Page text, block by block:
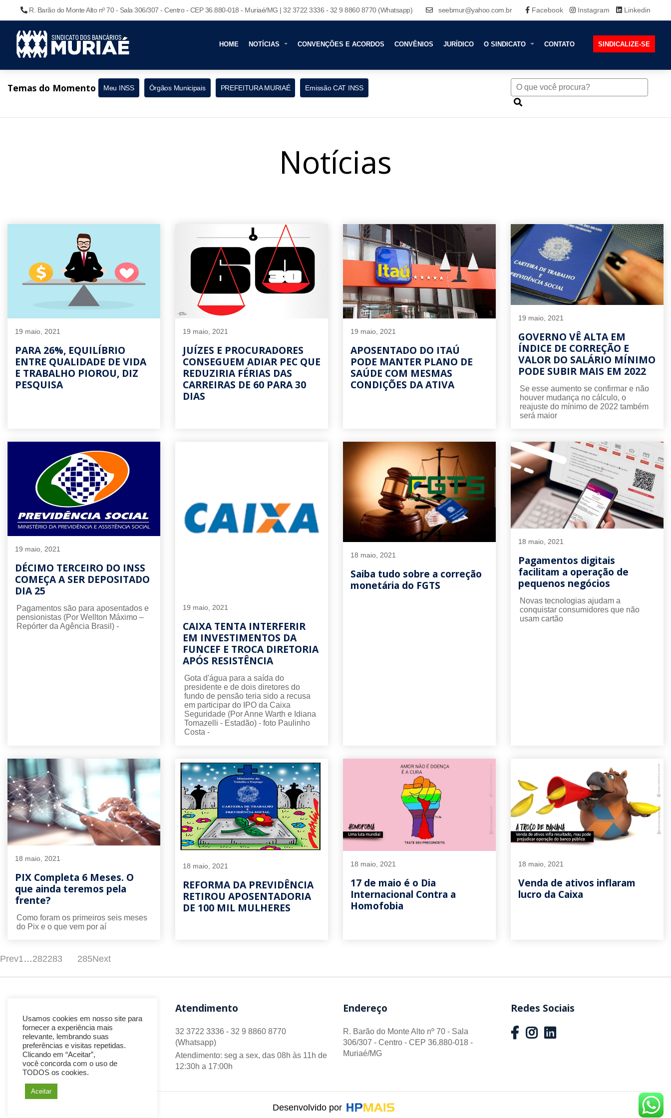
R. Barão do Monte Alto nº 70 - Sala 306/307 - Centro - CEP 36.880-018 - Muriaé/MG | 32 3722 3336 - 32 9 8860 8770 (Whatsapp) seebmur@yahoo.com.br Facebook Instagram Linkedin
HOME NOTÍCIAS CONVENÇÕES E ACORDOS CONVÊNIOS JURÍDICO O SINDICATO CONTATO SINDICALIZE-SE
Temas do Momento Meu INSS Órgãos Municipais PREFEITURA MURIAÉ Emissão CAT INSS
Notícias
19 maio, 2021
PARA 26%, EQUILÍBRIO
ENTRE QUALIDADE DE VIDA
E TRABALHO PIOROU, DIZ
PESQUISA
19 maio, 2021
JUÍZES E PROCURADORES
CONSEGUEM ADIAR PEC QUE
REDUZIRIA FÉRIAS DAS
CARREIRAS DE 60 PARA 30
DIAS
19 maio, 2021
APOSENTADO DO ITAÚ
PODE MANTER PLANO DE
SAÚDE COM MESMAS
CONDIÇÕES DA ATIVA
19 maio, 2021
GOVERNO VÊ ALTA EM
ÍNDICE DE CORREÇÃO E
VALOR DO SALÁRIO MÍNIMO
PODE SUBIR MAIS EM 2022
Se esse aumento se confirmar e não
houver mudança no cálculo, o
reajuste do mínimo de 2022 também
será maior
19 maio, 2021
DÉCIMO TERCEIRO DO INSS
COMEÇA A SER DEPOSITADO
DIA 25
Pagamentos são para aposentados e
pensionistas (Por Wellton Máximo –
Repórter da Agência Brasil) -
19 maio, 2021
CAIXA TENTA INTERFERIR
EM INVESTIMENTOS DA
FUNCEF E TROCA DIRETORIA
APÓS RESISTÊNCIA
Gota d'água para a saída do
presidente e de dois diretores do
fundo de pensão teria sido a recusa
em participar do IPO da Caixa
Seguridade (Por Anne Warth e Idiana
Tomazelli - Estadão) - foto Paulinho
Costa -
18 maio, 2021
Saiba tudo sobre a correção
monetária do FGTS
18 maio, 2021
Pagamentos digitais
facilitam a operação de
pequenos negócios
Novas tecnologias ajudam a
conquistar consumidores que não
usam cartão
18 maio, 2021
PIX Completa 6 Meses. O
que ainda teremos pela
frente?
Como foram os primeiros seis meses
do Pix e o que vem por aí
18 maio, 2021
REFORMA DA PREVIDÊNCIA
RETIROU APOSENTADORIA
DE 100 MIL MULHERES
18 maio, 2021
17 de maio é o Dia
Internacional Contra a
Homofobia
18 maio, 2021
Venda de ativos inflaram
lucro da Caixa
Prev1…282283 285Next
Atendimento
32 3722 3336 - 32 9 8860 8770
(Whatsapp)
Atendimento: seg a sex, das 08h às 11h de
12:30h a 17:00h
Endereço
R. Barão do Monte Alto nº 70 - Sala
306/307 - Centro - CEP 36.880-018 -
Muriaé/MG
Redes Sociais
Desenvolvido por
Usamos cookies em nosso site para
fornecer a experiência mais
relevante, lembrando suas
preferências e visitas repetidas.
Clicando em “Aceitar”,
você concorda com o uso de
TODOS os cookies.
Aceitar